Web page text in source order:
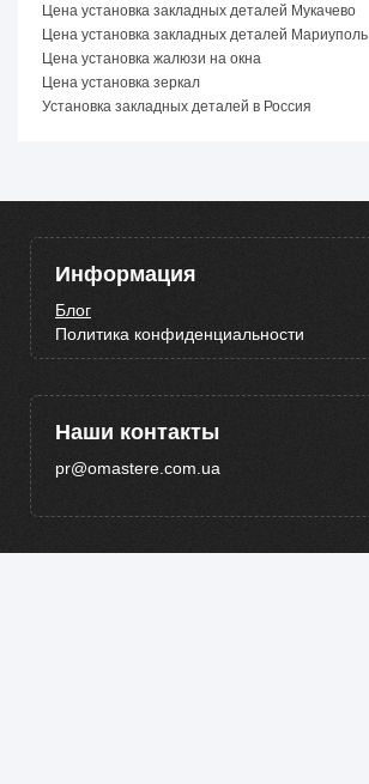
Цена установка закладных деталей Мукачево
Цена установка закладных деталей Мариуполь
Цена установка жалюзи на окна
Цена установка зеркал
Установка закладных деталей в Россия
Информация
Блог
Политика конфиденциальности
Наши контакты
pr@omastere.com.ua